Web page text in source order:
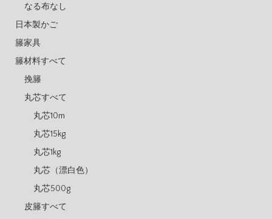
なる布なし
日本製かご
籐家具
籐材料すべて
挽籐
丸芯すべて
丸芯10m
丸芯15kg
丸芯1kg
丸芯（漂白色）
丸芯500g
皮籐すべて